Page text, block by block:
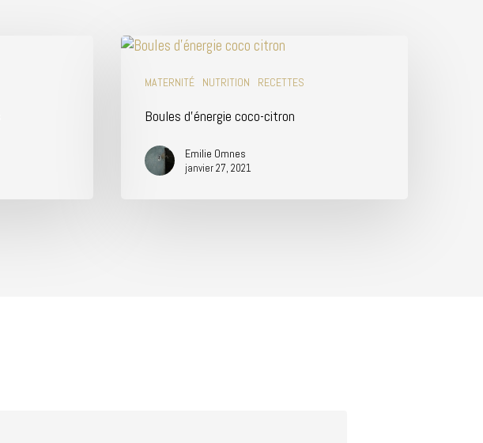
MATERNITÉ NUTRITION RECETTES
Boules d’énergie coco-citron
Emilie Omnes
janvier 27, 2021